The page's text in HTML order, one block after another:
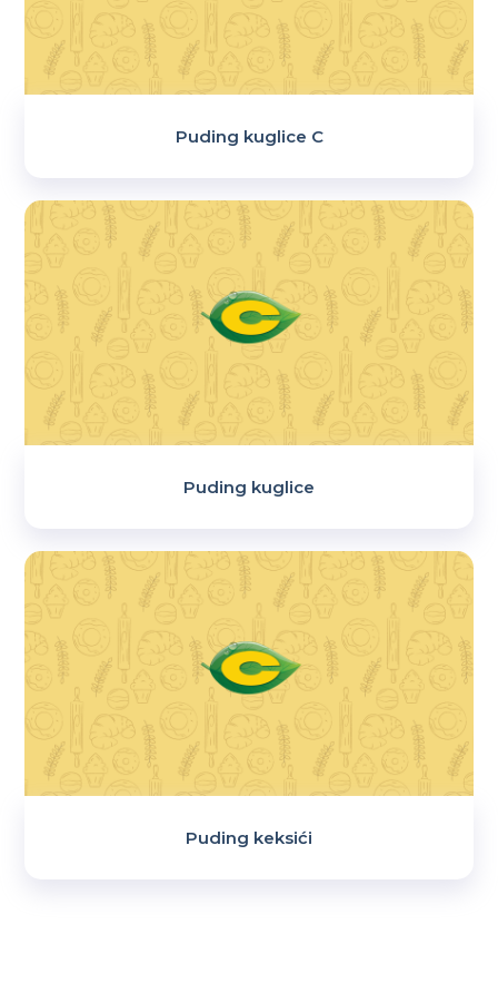
Puding kuglice C
Puding kuglice
Puding keksići